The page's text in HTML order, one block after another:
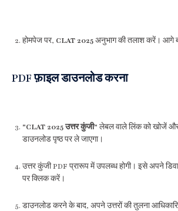
होमपेज पर, CLAT 2025अनुभाग की तलाश करें। आगे
PDF फ़ाइल डाउनलोड करना
"CLAT 2025 उत्तर कुंजी" लेबल वाले लिंक को खोजें
डाउनलोड पृष्ठ पर ले जाएगा।
उत्तर कुंजी PDF प्रारूप में उपलब्ध होगी। इसे अपने
पर क्लिक करें।
डाउनलोड करने के बाद, अपने उत्तरों की तुलना